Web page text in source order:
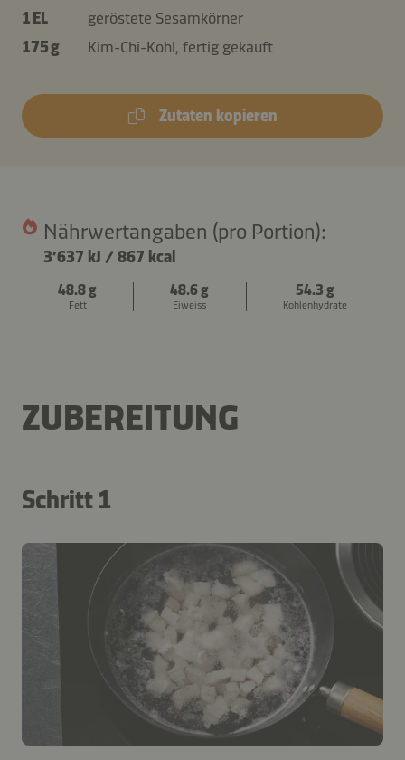
1 EL
geröstete Sesamkörner
175 g
Kim-Chi-Kohl, fertig gekauft
Zutaten kopieren
Nährwertangaben (pro Portion):
3’637 kJ /867 kcal
48.8 g
Fett
48.6 g
Eiweiss
54.3 g
Kohlenhydrate
ZUBEREITUNG
Schritt 1